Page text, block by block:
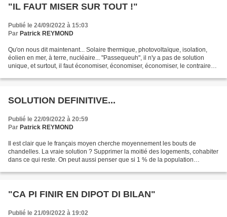
"IL FAUT MISER SUR TOUT !"
Publié le 24/09/2022 à 15:03
Par Patrick REYMOND
Qu'on nous dit maintenant... Solaire thermique, photovoltaïque, isolation,
éolien en mer, à terre, nucléaire... "Passequeuh", il n'y a pas de solution
unique, et surtout, il faut économiser, économiser, économiser, le contraire
SOLUTION DEFINITIVE...
Publié le 22/09/2022 à 20:59
Par Patrick REYMOND
Il est clair que le français moyen cherche moyennement les bouts de
chandelles. La vraie solution ? Supprimer la moitié des logements, cohabiter
dans ce qui reste. On peut aussi penser que si 1 % de la population
"CA PI FINIR EN DIPOT DI BILAN"
Publié le 21/09/2022 à 19:02